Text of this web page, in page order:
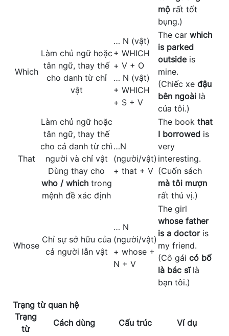
mộ rất tốt
bụng.)
Which
Làm chủ ngữ hoặc
tân ngữ, thay thế
cho danh từ chỉ
vật
… N (vật)
+ WHICH
+ V + O
… N (vật)
+ WHICH
+ S + V
The car which
is parked
outsideis
mine.
(Chiếc xe đậu
bên ngoài là
của tôi.)
That
Làm chủ ngữ hoặc
tân ngữ, thay thế
cho cả danh từ chì
người và chỉ vật
Dùng thay cho
who / whichtrong
mệnh đề xác định
…N
(người/vật)
+ that + V
The book that
I borrowed is
very
interesting.
(Cuốn sách
mà tôi mượn
rất thú vị.)
Whose
Chỉ sự sở hữu của
cả người lẫn vật
… N
(người/vật)
+ whose +
N + V
The girl
whose father
is a doctoris
my friend.
(Cô gái có bố
là bác sĩlà
bạn tôi.)
Trạng từ quan hệ
Trạng
từ
Cách dùng Cấu trúc Ví dụ